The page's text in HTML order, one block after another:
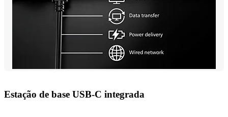
Estação de base USB-C integrada